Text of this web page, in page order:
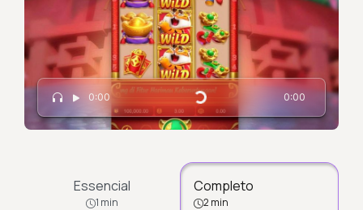
0:00 Carregando... 0:00
Essencial
1 min
Completo
2 min